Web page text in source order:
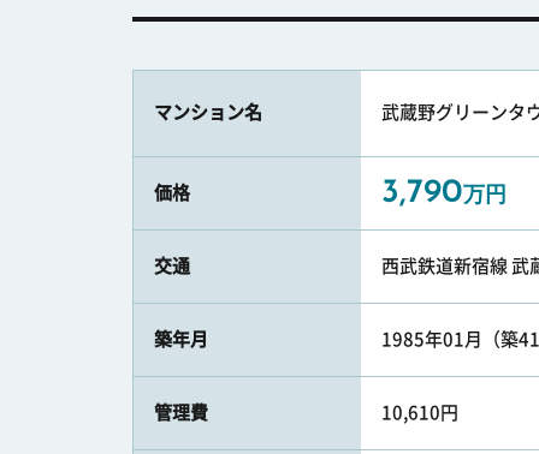
マンション名 武蔵野グリーンタ
価格 3,790万円
交通 西武鉄道新宿線 武
築年月 1985年01月（築
管理費 10,610円